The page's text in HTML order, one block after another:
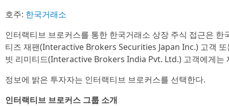
호주: 한국거래소
인터랙티브 브로커스를 통한 한국거래소 상장 주식 접근은
티즈 재팬(Interactive Brokers Securities Japan Inc.) 고객
빗 리미티드(Interactive Brokers India Pvt. Ltd.) 고객에게는
정보에 밝은 투자자는 인터랙티브 브로커스를 선택한다.
인터랙티브 브로커스 그룹 소개